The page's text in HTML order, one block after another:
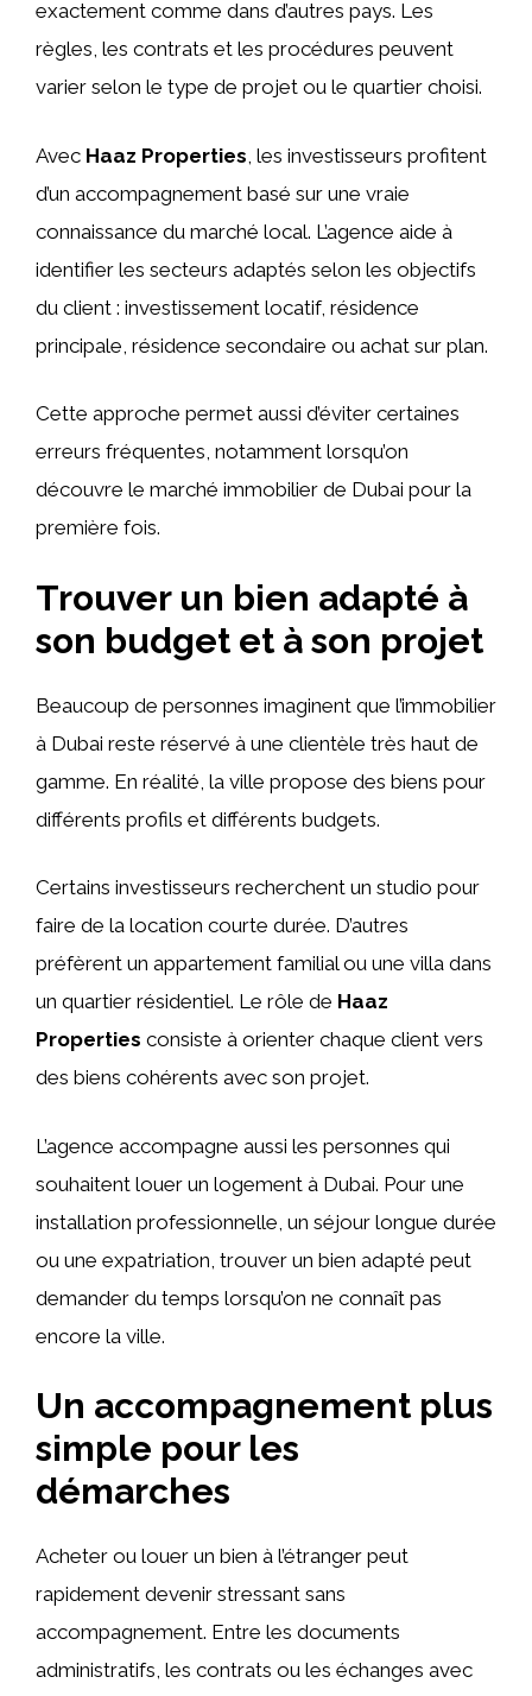
exactement comme dans d’autres pays. Les
règles, les contrats et les procédures peuvent
varier selon le type de projet ou le quartier choisi.
Avec Haaz Properties , les investisseurs profitent
d’un accompagnement basé sur une vraie
connaissance du marché local. L’agence aide à
identifier les secteurs adaptés selon les objectifs
du client : investissement locatif, résidence
principale, résidence secondaire ou achat sur plan.
Cette approche permet aussi d’éviter certaines
erreurs fréquentes, notamment lorsqu’on
découvre le marché immobilier de Dubai pour la
première fois.
Trouver un bien adapté à
son budget et à son projet
Beaucoup de personnes imaginent que l’immobilier
à Dubai reste réservé à une clientèle très haut de
gamme. En réalité, la ville propose des biens pour
différents profils et différents budgets.
Certains investisseurs recherchent un studio pour
faire de la location courte durée. D’autres
préfèrent un appartement familial ou une villa dans
un quartier résidentiel. Le rôle de Haaz
Properties consiste à orienter chaque client vers
des biens cohérents avec son projet.
L’agence accompagne aussi les personnes qui
souhaitent louer un logement à Dubai. Pour une
installation professionnelle, un séjour longue durée
ou une expatriation, trouver un bien adapté peut
demander du temps lorsqu’on ne connaît pas
encore la ville.
Un accompagnement plus
simple pour les
démarches
Acheter ou louer un bien à l’étranger peut
rapidement devenir stressant sans
accompagnement. Entre les documents
administratifs, les contrats ou les échanges avec